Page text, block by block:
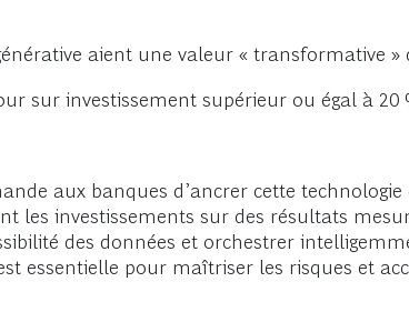
aient une valeur « transformative »
sur investissement supérieur ou égal à
aux banques d’ancrer cette
les investissements sur des résultats
des données et orchestrer
essentielle pour maîtriser les risques et